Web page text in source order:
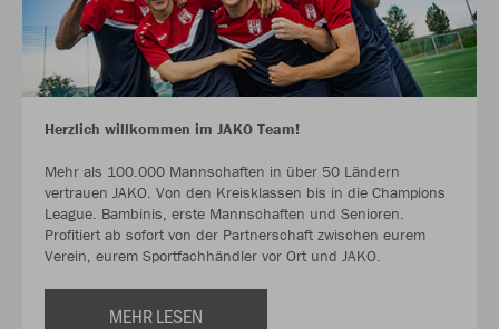
Herzlich willkommen im JAKO Team!
Mehr als 100.000 Mannschaften in über 50 Ländern
vertrauen JAKO. Von den Kreisklassen bis in die Champions
League. Bambinis, erste Mannschaften und Senioren.
Profitiert ab sofort von der Partnerschaft zwischen eurem
Verein, eurem Sportfachhändler vor Ort und JAKO.
MEHR LESEN